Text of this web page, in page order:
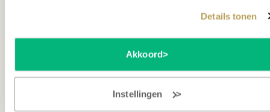
Details tonen
Akkoord
Instellingen
Misschien ook interessant